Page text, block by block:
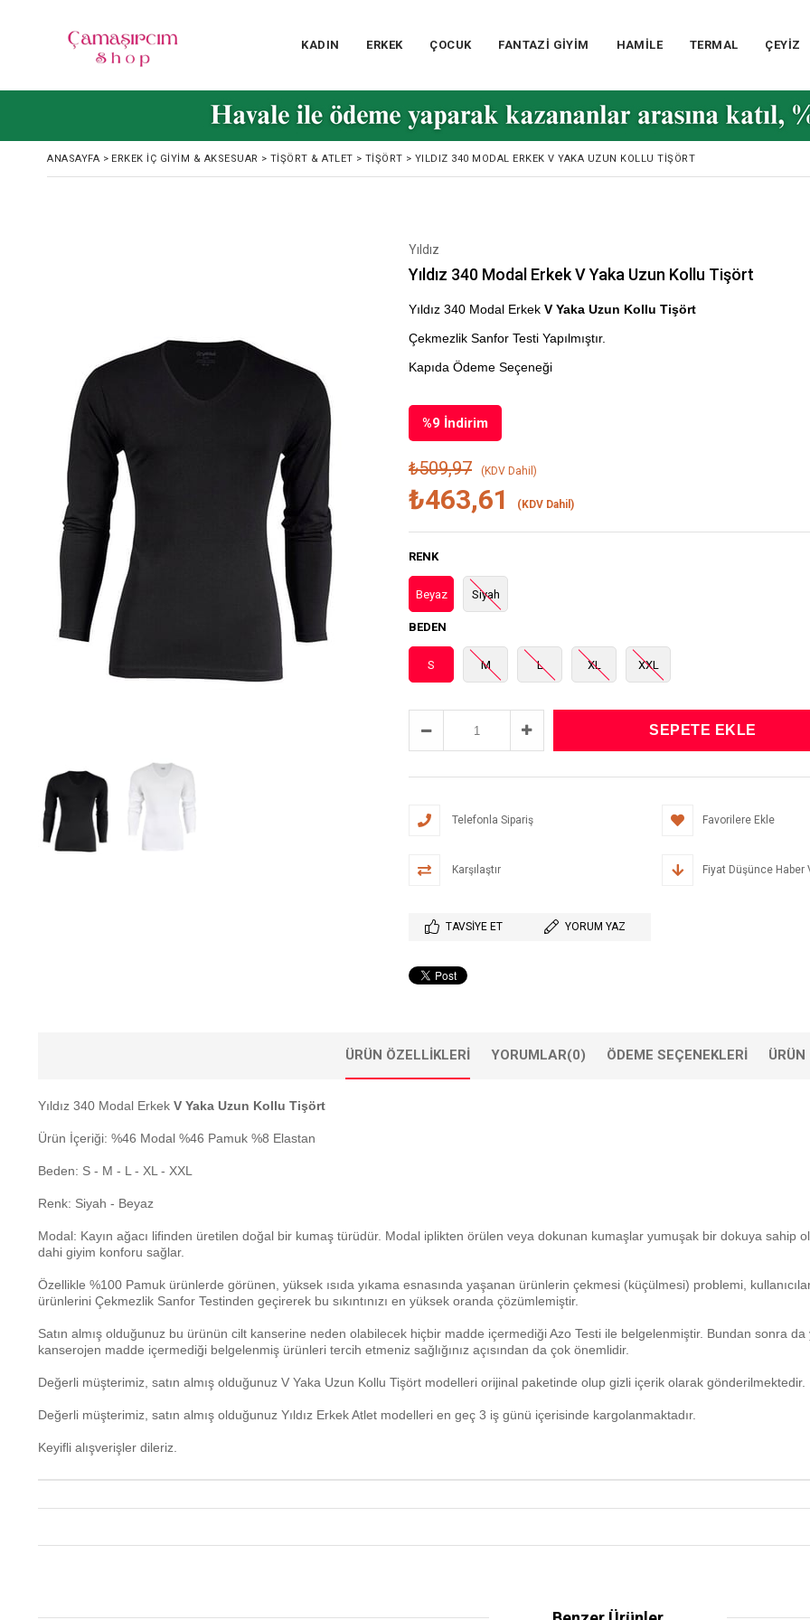
KADIN ERKEK ÇOCUK FANTAZİ GİYİM HAMİLE TERMAL ÇEYİZ
ANASAYFA > ERKEK İÇ GIYIM & AKSESUAR > TIŞÖRT & ATLET > TIŞÖRT > YILDIZ 340 MODAL ERKEK V YAKA UZUN KOLLU TIŞÖRT
Yıldız
Yıldız 340 Modal Erkek V Yaka Uzun Kollu Tişört
Yıldız 340 Modal Erkek V Yaka Uzun Kollu Tişört
Çekmezlik Sanfor Testi Yapılmıştır.
Kapıda Ödeme Seçeneği
%9 İndirim
₺509,97 (KDV Dahil)
₺463,61 (KDV Dahil)
RENK
Beyaz Siyah
BEDEN
S M L XL XXL
Telefonla Sipariş Favorilere Ekle
Karşılaştır Fiyat Düşünce Haber
TAVSIYE ET YORUM YAZ
ÜRÜN ÖZELLIKLERI YORUMLAR(0) ÖDEME SEÇENEKLERI ÜRÜN
Yıldız 340 Modal Erkek V Yaka Uzun Kollu Tişört
Ürün İçeriği: %46 Modal %46 Pamuk %8 Elastan
Beden: S - M - L - XL - XXL
Renk: Siyah - Beyaz
Modal: Kayın ağacı lifinden üretilen doğal bir kumaş türüdür. Modal iplikten örülen veya dokunan kumaşlar yumuşak bir dokuya sahip
dahi giyim konforu sağlar.
Özellikle %100 Pamuk ürünlerde görünen, yüksek ısıda yıkama esnasında yaşanan ürünlerin çekmesi (küçülmesi) problemi,
ürünlerini Çekmezlik Sanfor Testinden geçirerek bu sıkıntınızı en yüksek oranda çözümlemiştir.
Satın almış olduğunuz bu ürünün cilt kanserine neden olabilecek hiçbir madde içermediği Azo Testi ile belgelenmiştir. Bundan sonra da
kanserojen madde içermediği belgelenmiş ürünleri tercih etmeniz sağlığınız açısından da çok önemlidir.
Değerli müşterimiz, satın almış olduğunuz V Yaka Uzun Kollu Tişört modelleri orijinal paketinde olup gizli içerik olarak gönderilmektedir.
Değerli müşterimiz, satın almış olduğunuz Yıldız Erkek Atlet modelleri en geç 3 iş günü içerisinde kargolanmaktadır.
Keyifli alışverişler dileriz.